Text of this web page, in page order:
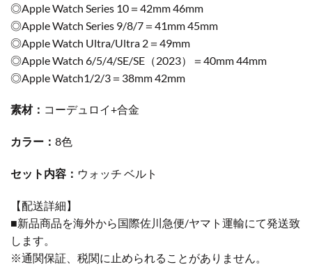
◎Apple Watch Series 10＝42mm 46mm
◎Apple Watch Series 9/8/7＝41mm 45mm
◎Apple Watch Ultra/Ultra 2＝49mm
◎Apple Watch 6/5/4/SE/SE（2023）＝40mm 44mm
◎Apple Watch1/2/3＝38mm 42mm
素材： コーデュロイ+合金
カラー： 8色
セット内容： ウォッチ ベルト
【配送詳細】
■新品商品を海外から国際佐川急便/ヤマト運輸にて発送致
します。
※通関保証、税関に止められることがありません。